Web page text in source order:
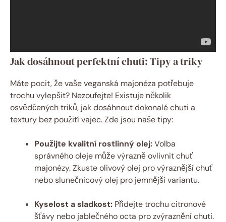
Jak dosáhnout perfektní chuti: Tipy a triky
Máte pocit, že vaše veganská majonéza potřebuje
trochu vylepšit? Nezoufejte! Existuje několik
osvědčených triků, jak dosáhnout dokonalé chuti a
textury bez použití vajec. Zde jsou naše tipy:
Použijte kvalitní rostlinný olej:Volba
správného oleje může výrazně ovlivnit chuť
majonézy. Zkuste olivový olej pro výraznější chuť
nebo slunečnicový olej pro jemnější variantu.
Kyselost a sladkost: Přidejte trochu citronové
šťávy nebo jablečného octa pro zvýraznění chuti.